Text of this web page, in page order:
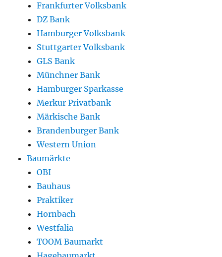
Frankfurter Volksbank
DZ Bank
Hamburger Volksbank
Stuttgarter Volksbank
GLS Bank
Münchner Bank
Hamburger Sparkasse
Merkur Privatbank
Märkische Bank
Brandenburger Bank
Western Union
Baumärkte
OBI
Bauhaus
Praktiker
Hornbach
Westfalia
TOOM Baumarkt